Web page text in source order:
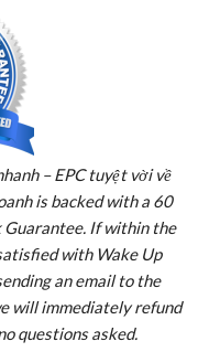
– EPC tuyệt vời về
is backed with a 60
Guarantee. If within the
with Wake Up
an email to the
will immediately refund
questions asked.